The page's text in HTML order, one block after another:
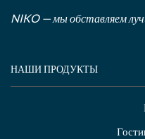
NIKO — мы обставляем
НАШИ ПРОДУКТЫ